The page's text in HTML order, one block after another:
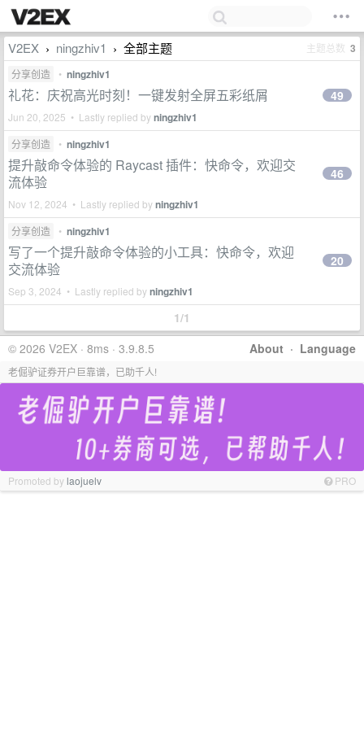
V2EX › ningzhiv1 › 全部主题 主题总数 3
分享创造 • ningzhiv1
礼花：庆祝高光时刻！一键发射全屏五彩纸屑
Jun 20, 2025 • Lastly replied byningzhiv1
49
分享创造 • ningzhiv1
提升敲命令体验的 Raycast 插件：快命令，欢迎交
流体验
Nov 12, 2024 • Lastly replied byningzhiv1
46
分享创造 • ningzhiv1
写了一个提升敲命令体验的小工具：快命令，欢迎
交流体验
Sep 3, 2024 • Lastly replied byningzhiv1
20
1/1
About · Language
© 2026 V2EX · 8ms · 3.9.8.5
老倔驴证券开户巨靠谱，已助千人!
Promoted bylaojuelv PRO